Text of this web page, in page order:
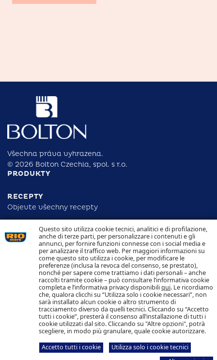
Questo sito utilizza cookie tecnici, analitici e di profilazione,
anche di terze parti, per personalizzare i contenuti e gli
annunci, per fornire funzioni connesse con i social media e
per analizzare il traffico web. Per maggiori informazioni su
come questo sito utilizza i cookie, per modificare le
preferenze (inclusa la revoca del consenso, se prestato),
nonché per sapere come trattiamo i dati personali – anche
raccolti tramite cookie – può consultare l’informativa cookie
completa e l’informativa privacy disponibiliqui. Le ricordiamo
che, qualora clicchi su “Utilizza solo i cookie necessari”, non
sarà installato alcun cookie o altro strumento di
tracciamento diverso da quelli tecnici. Cliccando su “Accetto
tutti i cookie”, presterà il consenso all’installazione di tutti i
cookie utilizzati dal sito. Cliccando su "Altre opzioni", potrà
scegliere, in modo più granulare, quale cookie autorizzare.
Accetto tutti i cookie
Utilizza solo i cookie tecnici
Všechna práva vyhrazena.
© 2026 Bolton Czechia, spol. s r.o.
PRODUKTY
RECEPTY
Objevte všechny recepty
ODPOVĚDNOST
DOHLEDATELNOST
KONTAKTUJTE NÁS
NAKLÁDÁNÍ S COOKIES
OCHRANA OSOBNÍCH ÚDAJŮ
Sledujte nás
Bolton Czechia, spol. s r.o.
140 00 Praha 4